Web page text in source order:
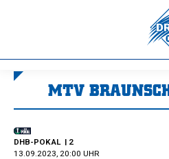
MTV
DHB-POKAL | 2
13.09.2023, 20:00 UHR